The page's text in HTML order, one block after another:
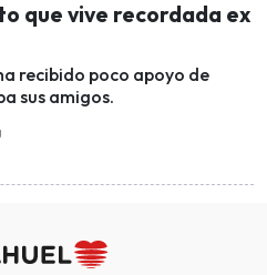
que vive recordada ex
recibido poco apoyo de
sus amigos.